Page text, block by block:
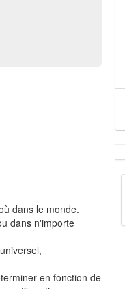
dans le monde.
dans n'importe
en fonction de